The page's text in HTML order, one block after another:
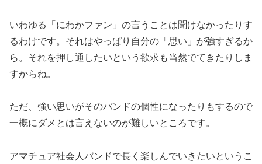
いわゆる「にわかファン」の言うことは聞けなかったりす
るわけです。それはやっぱり自分の「思い」が強すぎるか
ら。それを押し通したいという欲求も当然でてきたりしま
すからね。
ただ、強い思いがそのバンドの個性になったりもするので
一概にダメとは言えないのが難しいところです。
アマチュア社会人バンドで長く楽しんでいきたいというこ